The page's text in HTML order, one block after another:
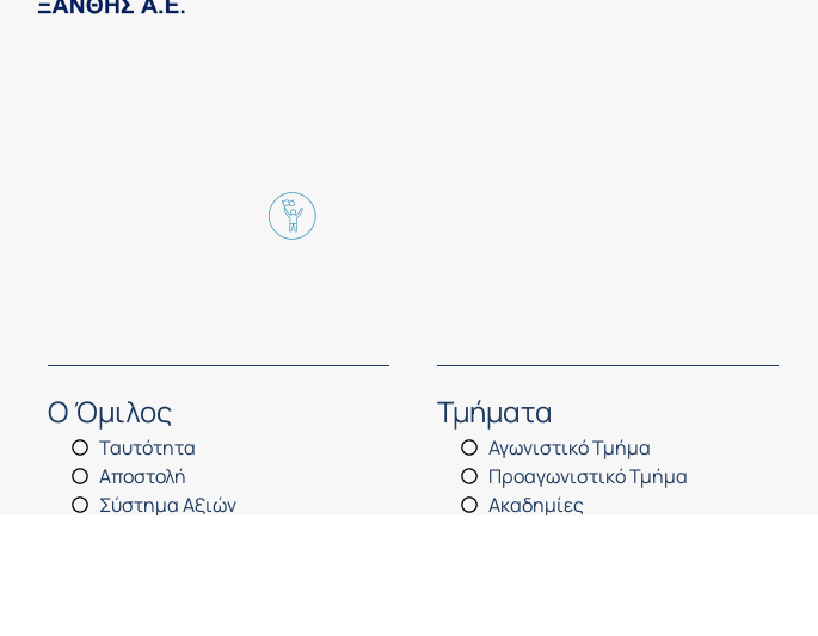
Ο Όμιλος
Ταυτότητα
Αποστολή
Σύστημα Αξιών​
Τμήματα
Αγωνιστικό Τμήμα
Προαγωνιστικό Τμήμα
Ακαδημίες